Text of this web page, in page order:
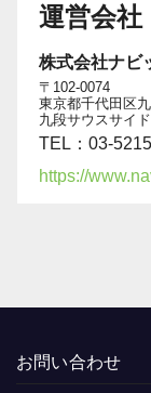
運営会社
株式会社ナビ
〒102-0074
東京都千代田区
九段サウスサイ
TEL：03-
https://
お問い合わせ